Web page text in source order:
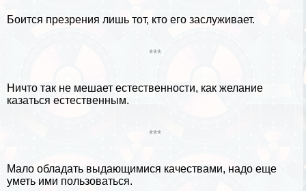
Боится презрения лишь тот, кто его заслуживает.
***
Ничто так не мешает естественности, как желание
казаться естественным.
***
Мало обладать выдающимися качествами, надо еще
уметь ими пользоваться.